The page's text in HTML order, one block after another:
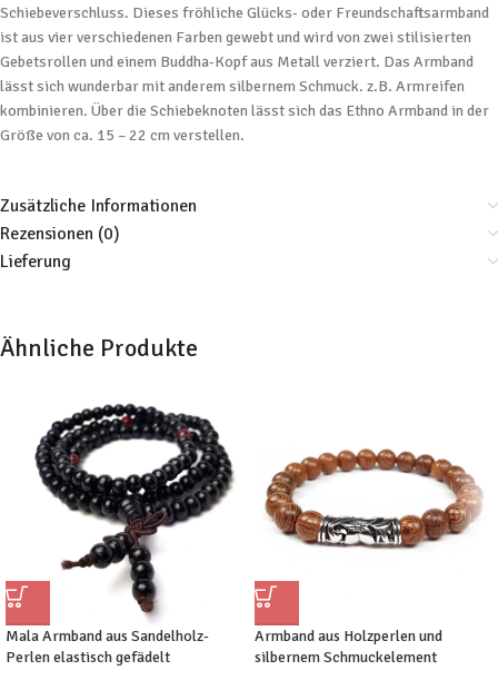
Schiebeverschluss. Dieses fröhliche Glücks- oder Freundschaftsarmband
ist aus vier verschiedenen Farben gewebt und wird von zwei stilisierten
Gebetsrollen und einem Buddha-Kopf aus Metall verziert. Das Armband
lässt sich wunderbar mit anderem silbernem Schmuck. z.B. Armreifen
kombinieren. Über die Schiebeknoten lässt sich das Ethno Armband in der
Größe von ca. 15 – 22 cm verstellen.
Zusätzliche Informationen
Rezensionen (0)
Lieferung
Ähnliche Produkte
Mala Armband aus Sandelholz-
Perlen elastisch gefädelt
Armband aus Holzperlen und
silbernem Schmuckelement